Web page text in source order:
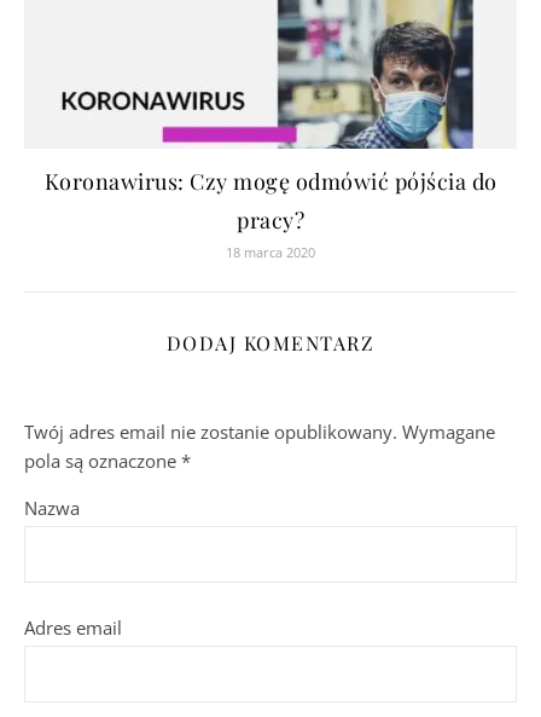
Koronawirus: Czy mogę odmówić pójścia do
pracy?
18 marca 2020
DODAJ KOMENTARZ
Twój adres email nie zostanie opublikowany. Wymagane
pola są oznaczone *
Nazwa
Adres email